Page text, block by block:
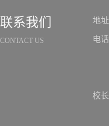
联系我们
CONTACT US
地
电
校